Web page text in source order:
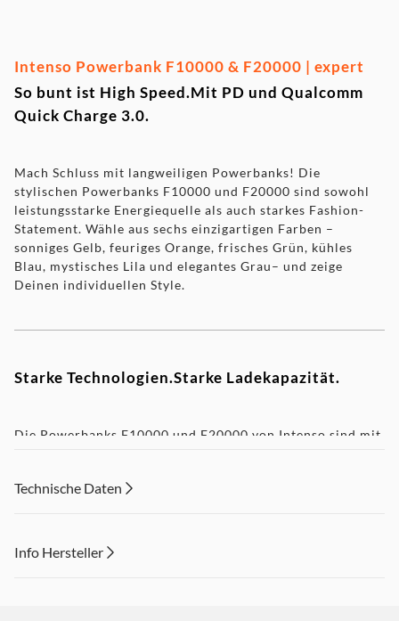
Intenso Powerbank F10000 & F20000 | expert
So bunt ist High Speed.Mit PD und Qualcomm
Quick Charge 3.0.
Mach Schluss mit langweiligen Powerbanks! Die
stylischen Powerbanks F10000 und F20000 sind sowohl
leistungsstarke Energiequelle als auch starkes Fashion-
Statement. Wähle aus sechs einzigartigen Farben –
sonniges Gelb, feuriges Orange, frisches Grün, kühles
Blau, mystisches Lila und elegantes Grau– und zeige
Deinen individuellen Style.
Starke Technologien.Starke Ladekapazität.
Die Powerbanks F10000 und F20000 von Intenso sind mit
Geräte in Rekordzeit aufzuladen. Egal ob Smartphone,
Ladekapazität von bis zu 20W sind immer einsatzbereit.
Technische Daten
Info Hersteller